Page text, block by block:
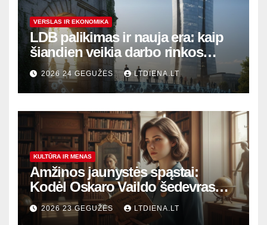
VERSLAS IR EKONOMIKA
LDB palikimas ir nauja era: kaip
šiandien veikia darbo rinkos
variklis Lietuvoje?
2026 24 GEGUŽĖS LTDIENA.LT
KULTŪRA IR MENAS
Amžinos jaunystės spąstai:
Kodėl Oskaro Vaildo šedevras
šiandien aktualesnis nei bet
kada?
2026 23 GEGUŽĖS LTDIENA.LT